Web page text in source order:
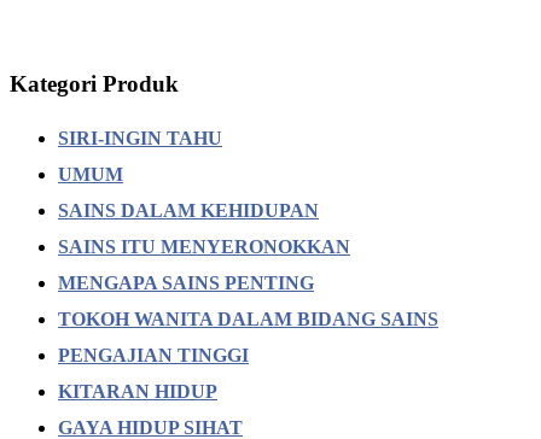
Kategori Produk
SIRI-INGIN TAHU
UMUM
SAINS DALAM KEHIDUPAN
SAINS ITU MENYERONOKKAN
MENGAPA SAINS PENTING
TOKOH WANITA DALAM BIDANG SAINS
PENGAJIAN TINGGI
KITARAN HIDUP
GAYA HIDUP SIHAT